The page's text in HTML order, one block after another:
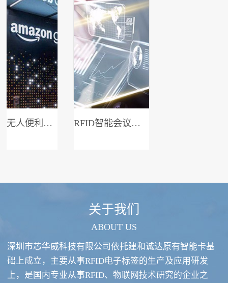
无人便利店系统 RFID智能会议签到系统
关于我们
ABOUT US
深圳市芯华威科技有限公司依托建和诚达原有智能卡基
础上成立，主要从事RFID电子标签的生产及应用研发
上，是国内专业从事RFID、物联网技术研究的企业之